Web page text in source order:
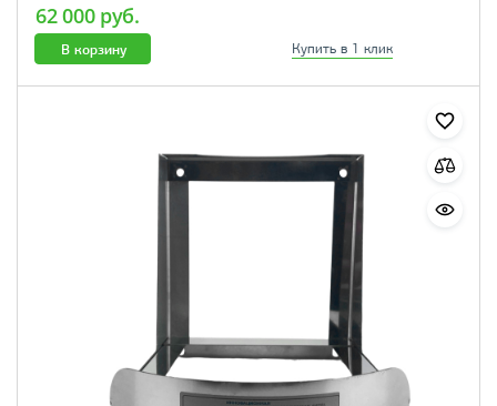
62 000 руб.
В корзину Купить в 1 клик